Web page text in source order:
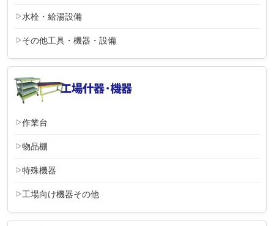
水栓・給湯設備
その他工具・機器・設備
作業台
物品棚
特殊機器
工場向け機器その他